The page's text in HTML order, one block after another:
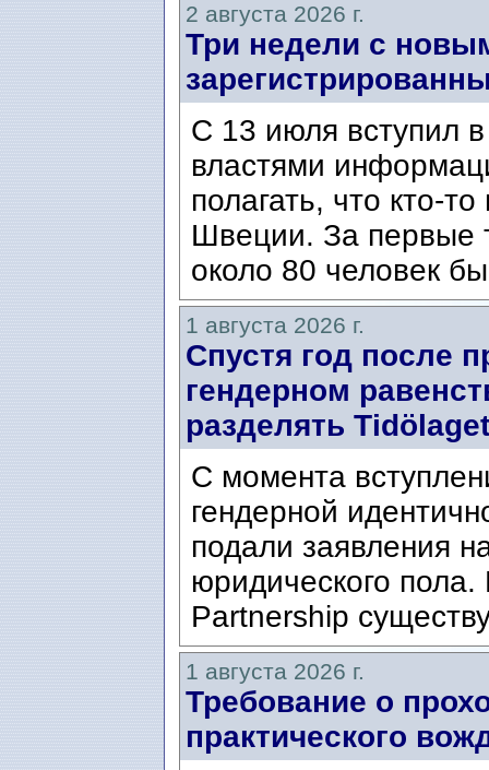
2 августа 2026 г.
Три недели с
С 13 июля вступил
властями
полагать, что кто-
Швеции. За первые
около 80 человек
1 августа 2026 г.
Спустя год после
гендерном
разделять
С момента
гендерной
подали заявления
юридического
Partnership
1 августа 2026 г.
Требование о
практического